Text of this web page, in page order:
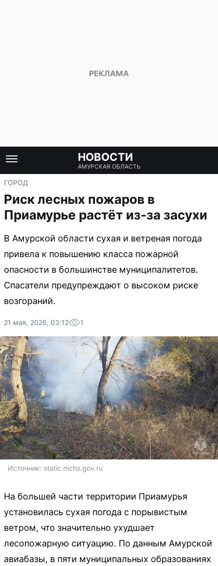
НОВОСТИ
АМУРСКАЯ ОБЛАСТЬ
ГОРОД
Риск лесных пожаров в
Приамурье растёт из-за засухи
В Амурской области сухая и ветреная погода
привела к повышению класса пожарной
опасности в большинстве муниципалитетов.
Спасатели предупреждают о высоком риске
возгораний.
21 мая, 2026, 03:12 1
Источник: static.mchs.gov.ru
На большей части территории Приамурья
установилась сухая погода с порывистым
ветром, что значительно ухудшает
лесопожарную ситуацию. По данным Амурской
авиабазы, в пяти муниципальных образованиях